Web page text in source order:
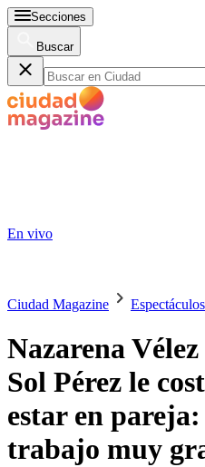
Secciones
Buscar
En vivo
Ciudad Magazine Espectáculos
Nazarena
Sol Pérez le
estar en
trabajo muy